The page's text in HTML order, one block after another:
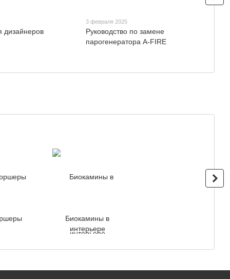
дизайнеров
3 февраля 2025
Руководство по замене
парогенератора A-FIRE
Биокамины в
интерьере